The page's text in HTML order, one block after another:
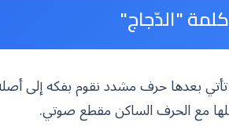
"الدّجاج"
تأتي بعدها حرف مشدد نقوم بفكه إلى
مع الحرف الساكن مقطع صوتي.